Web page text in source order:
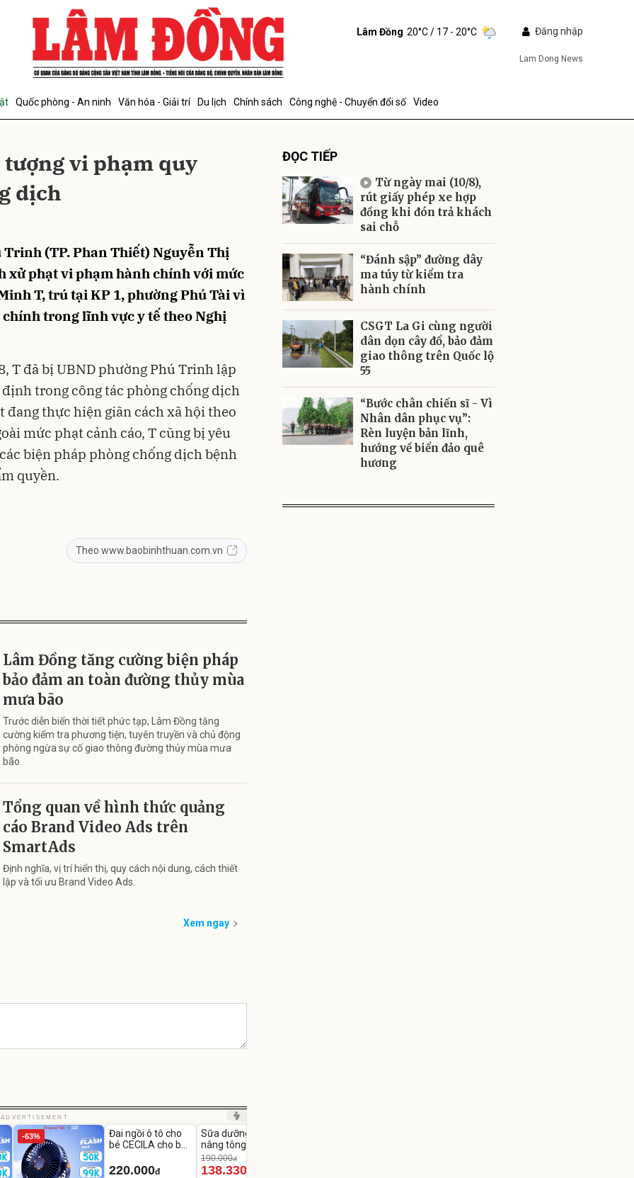
Lâm Đồng 20°C/ 17 - 20°C Đăng nhập
Lam Dong News
Quốc phòng - An ninh Văn hóa - Giải trí Du lịch Chính sách Công nghệ - Chuyển đổi số Video
tượng vi phạm quy
dịch
Trinh (TP. Phan Thiết) Nguyễn Thị
xử phạt vi phạm hành chính với mức
T, trú tại KP 1, phường Phú Tài vì
trong lĩnh vực y tế theo Nghị
T đã bị UBND phường Phú Trinh lập
trong công tác phòng chống dịch
đang thực hiện giãn cách xã hội theo
mức phạt cảnh cáo, T cũng bị yêu
biện pháp phòng chống dịch bệnh
quyền.
Theo www.baobinhthuan.com.vn
Lâm Đồng tăng cường biện pháp
bảo đảm an toàn đường thủy mùa
mưa bão
Trước diễn biến thời tiết phức tạp, Lâm Đồng tăng
cường kiểm tra phương tiện, tuyên truyền và chủ động
phòng ngừa sự cố giao thông đường thủy mùa mưa
bão.
Tổng quan về hình thức quảng
cáo Brand Video Ads trên
SmartAds
Định nghĩa, vị trí hiển thị, quy cách nội dung, cách thiết
lập và tối ưu Brand Video Ads.
Xem ngay
ADVERTISEMENT
-63%
Đai ngồi ô tô cho
bé CECILA cho bé
220.000đ
-27%
Unmute
Sữa dưỡng thể
nâng tông tức thì
Vaseline Body
190.000đ
138.330
ĐỌC TIẾP
Từ ngày mai (10/8),
rút giấy phép xe hợp
đồng khi đón trả khách
sai chỗ
“Đánh sập” đường dây
ma túy từ kiểm tra
hành chính
CSGT La Gi cùng người
dân dọn cây đổ, bảo đảm
giao thông trên Quốc lộ
55
“Bước chân chiến sĩ - Vì
Nhân dân phục vụ”:
Rèn luyện bản lĩnh,
hướng về biển đảo quê
hương
luận